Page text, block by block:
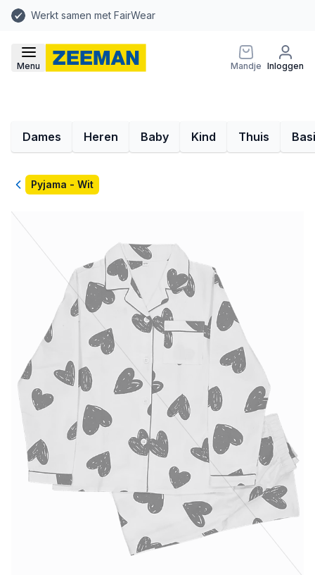
Werkt samen met FairWear
Menu Mandje Inloggen
Dames Heren Baby Kind Thuis
TerugPyjama - Wit